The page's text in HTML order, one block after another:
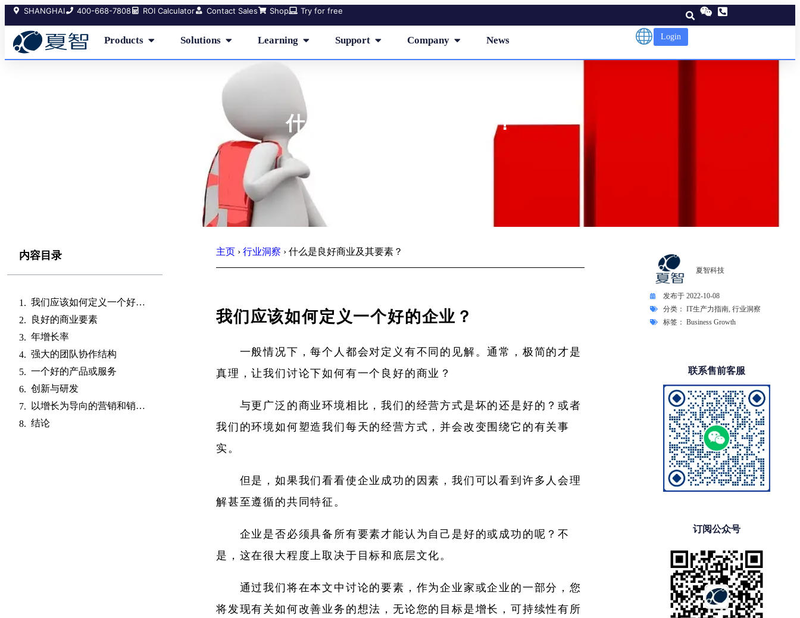
SHANGHAI 400-668-7808 ROI Calculator Contact Sales Shop Try for free
Products Solutions Learning Support Company News Login
什么是良好商业及其要素？
内容目录
我们应该如何定义一个好的企业？
良好的商业要素
年增长率
强大的团队协作结构
一个好的产品或服务
创新与研发
以增长为导向的营销和销售流程
结论
主页 › 行业洞察 ›什么是良好商业及其要素？
我们应该如何定义一个好的企业？
一般情况下，每个人都会对定义有不同的见解。通常，极简的才是
真理，让我们讨论下如何有一个良好的商业？
与更广泛的商业环境相比，我们的经营方式是坏的还是好的？或者
我们的环境如何塑造我们每天的经营方式，并会改变围绕它的有关事
实。
但是，如果我们看看使企业成功的因素，我们可以看到许多人会理
解甚至遵循的共同特征。
企业是否必须具备所有要素才能认为自己是好的或成功的呢？不
是，这在很大程度上取决于目标和底层文化。
通过我们将在本文中讨论的要素，作为企业家或企业的一部分，您
将发现有关如何改善业务的想法，无论您的目标是增长，可持续性有所
夏智科技
发布于 2022-10-08
分类： IT生产力指南, 行业洞察
标签： Business Growth
联系售前客服
订阅公众号